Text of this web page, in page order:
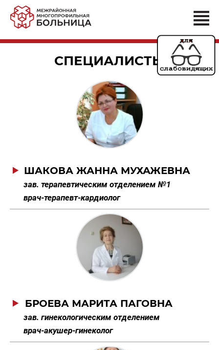
СПЕЦИАЛИСТЫ
ШАКОВА ЖАННА МУХАЖЕВНА
зав. терапевтическим отделением №1
врач-терапевт-кардиолог
БРОЕВА МАРИТА ПАГОВНА
зав. гинекологическим отделением
врач-акушер-гинеколог